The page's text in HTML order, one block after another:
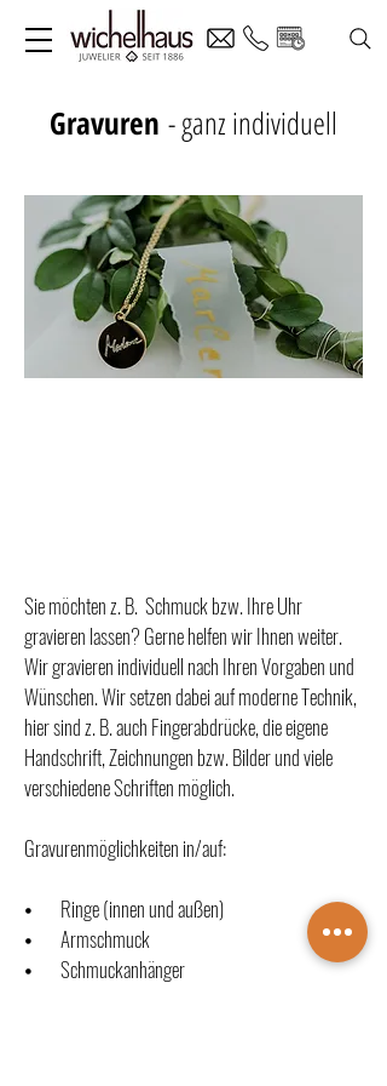
Gravuren - ganz individuell
Sie möchten z. B. Schmuck bzw. Ihre Uhr
gravieren lassen? Gerne helfen wir Ihnen weiter.
Wir gravieren individuell nach Ihren Vorgaben und
Wünschen. Wir setzen dabei auf moderne Technik,
hier sind z. B. auch Fingerabdrücke, die eigene
Handschrift, Zeichnungen bzw. Bilder und viele
verschiedene Schriften möglich.
Gravurenmöglichkeiten in/auf:
⦁ Ringe (innen und außen)
⦁ Armschmuck
⦁ Schmuckanhänger